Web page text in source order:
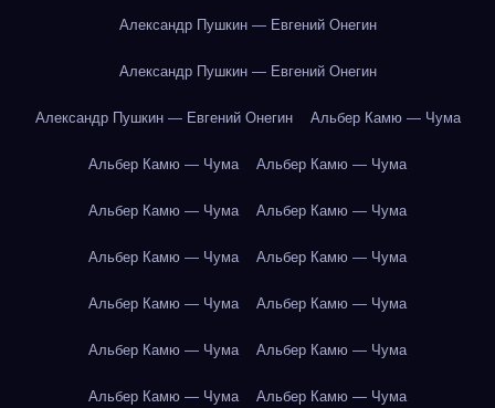
Александр Пушкин — Евгений Онегин
Александр Пушкин — Евгений Онегин
Александр Пушкин — Евгений Онегин Альбер Камю — Чума
Альбер Камю — Чума Альбер Камю — Чума
Альбер Камю — Чума Альбер Камю — Чума
Альбер Камю — Чума Альбер Камю — Чума
Альбер Камю — Чума Альбер Камю — Чума
Альбер Камю — Чума Альбер Камю — Чума
Альбер Камю — Чума Альбер Камю — Чума